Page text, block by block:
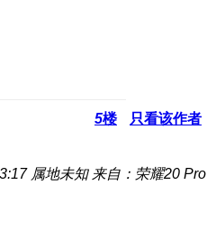
5楼 只看该作者
属地未知 来自：荣耀20 Pro